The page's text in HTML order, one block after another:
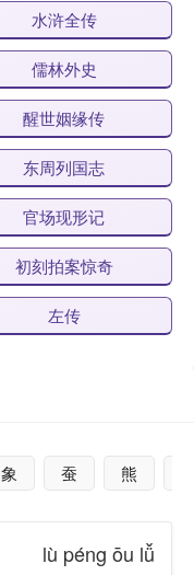
水浒全传
儒林外史
醒世姻缘传
东周列国志
官场现形记
初刻拍案惊奇
左传
象 蚕 熊
lù péng ōu lǚ